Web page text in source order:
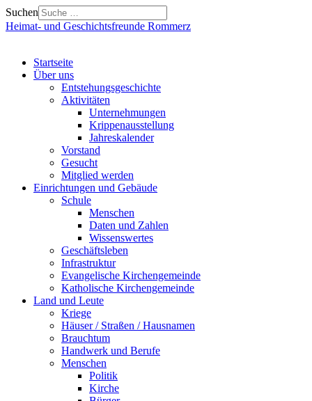
Suchen
Heimat- und Geschichtsfreunde Rommerz
Startseite
Über uns
Entstehungsgeschichte
Aktivitäten
Unternehmungen
Krippenausstellung
Jahreskalender
Vorstand
Gesucht
Mitglied werden
Einrichtungen und Gebäude
Schule
Menschen
Daten und Zahlen
Wissenswertes
Geschäftsleben
Infrastruktur
Evangelische Kirchengemeinde
Katholische Kirchengemeinde
Land und Leute
Kriege
Häuser / Straßen / Hausnamen
Brauchtum
Handwerk und Berufe
Menschen
Politik
Kirche